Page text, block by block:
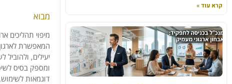
קרא עוד »
מבוא
המאפשרת לארגון
יעילים,
ומספק בסיס
דוגמאות